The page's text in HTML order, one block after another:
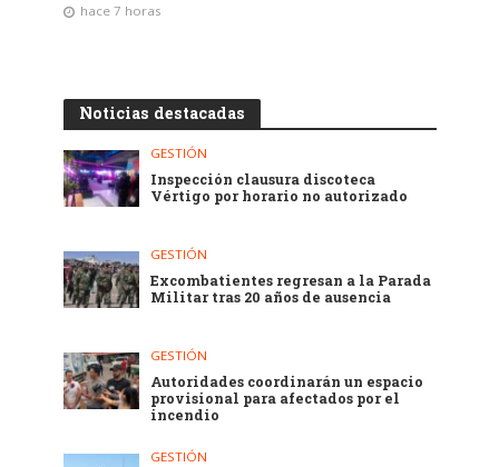
hace 7 horas
Noticias destacadas
GESTIÓN
Inspección clausura discoteca
Vértigo por horario no autorizado
GESTIÓN
Excombatientes regresan a la Parada
Militar tras 20 años de ausencia
GESTIÓN
Autoridades coordinarán un espacio
provisional para afectados por el
incendio
GESTIÓN